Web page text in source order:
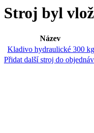
Stroj byl
Název
Kladivo hydraulické 300 kg
Přidat další stroj do